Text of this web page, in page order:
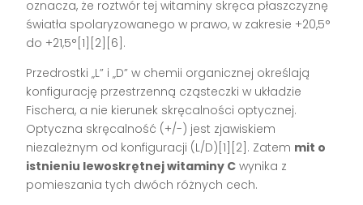
oznacza, że roztwór tej witaminy skręca płaszczyznę
światła spolaryzowanego w prawo, w zakresie +20,5°
do +21,5°[1][2][6].
Przedrostki „L” i „D” w chemii organicznej określają
konfigurację przestrzenną cząsteczki w układzie
Fischera, a nie kierunek skręcalności optycznej.
Optyczna skręcalność (+/-) jest zjawiskiem
niezależnym od konfiguracji (L/D)[1][2]. Zatem mit o
istnieniu lewoskrętnej witaminy C wynika z
pomieszania tych dwóch różnych cech.